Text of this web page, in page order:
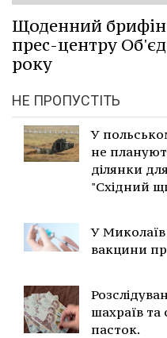
Щоденний
прес-центру
року
НЕ ПРОПУСТІТЬ
У
не
ділянки
"Східний
У Миколаїв
вакцини
шахраїв та
пасток.